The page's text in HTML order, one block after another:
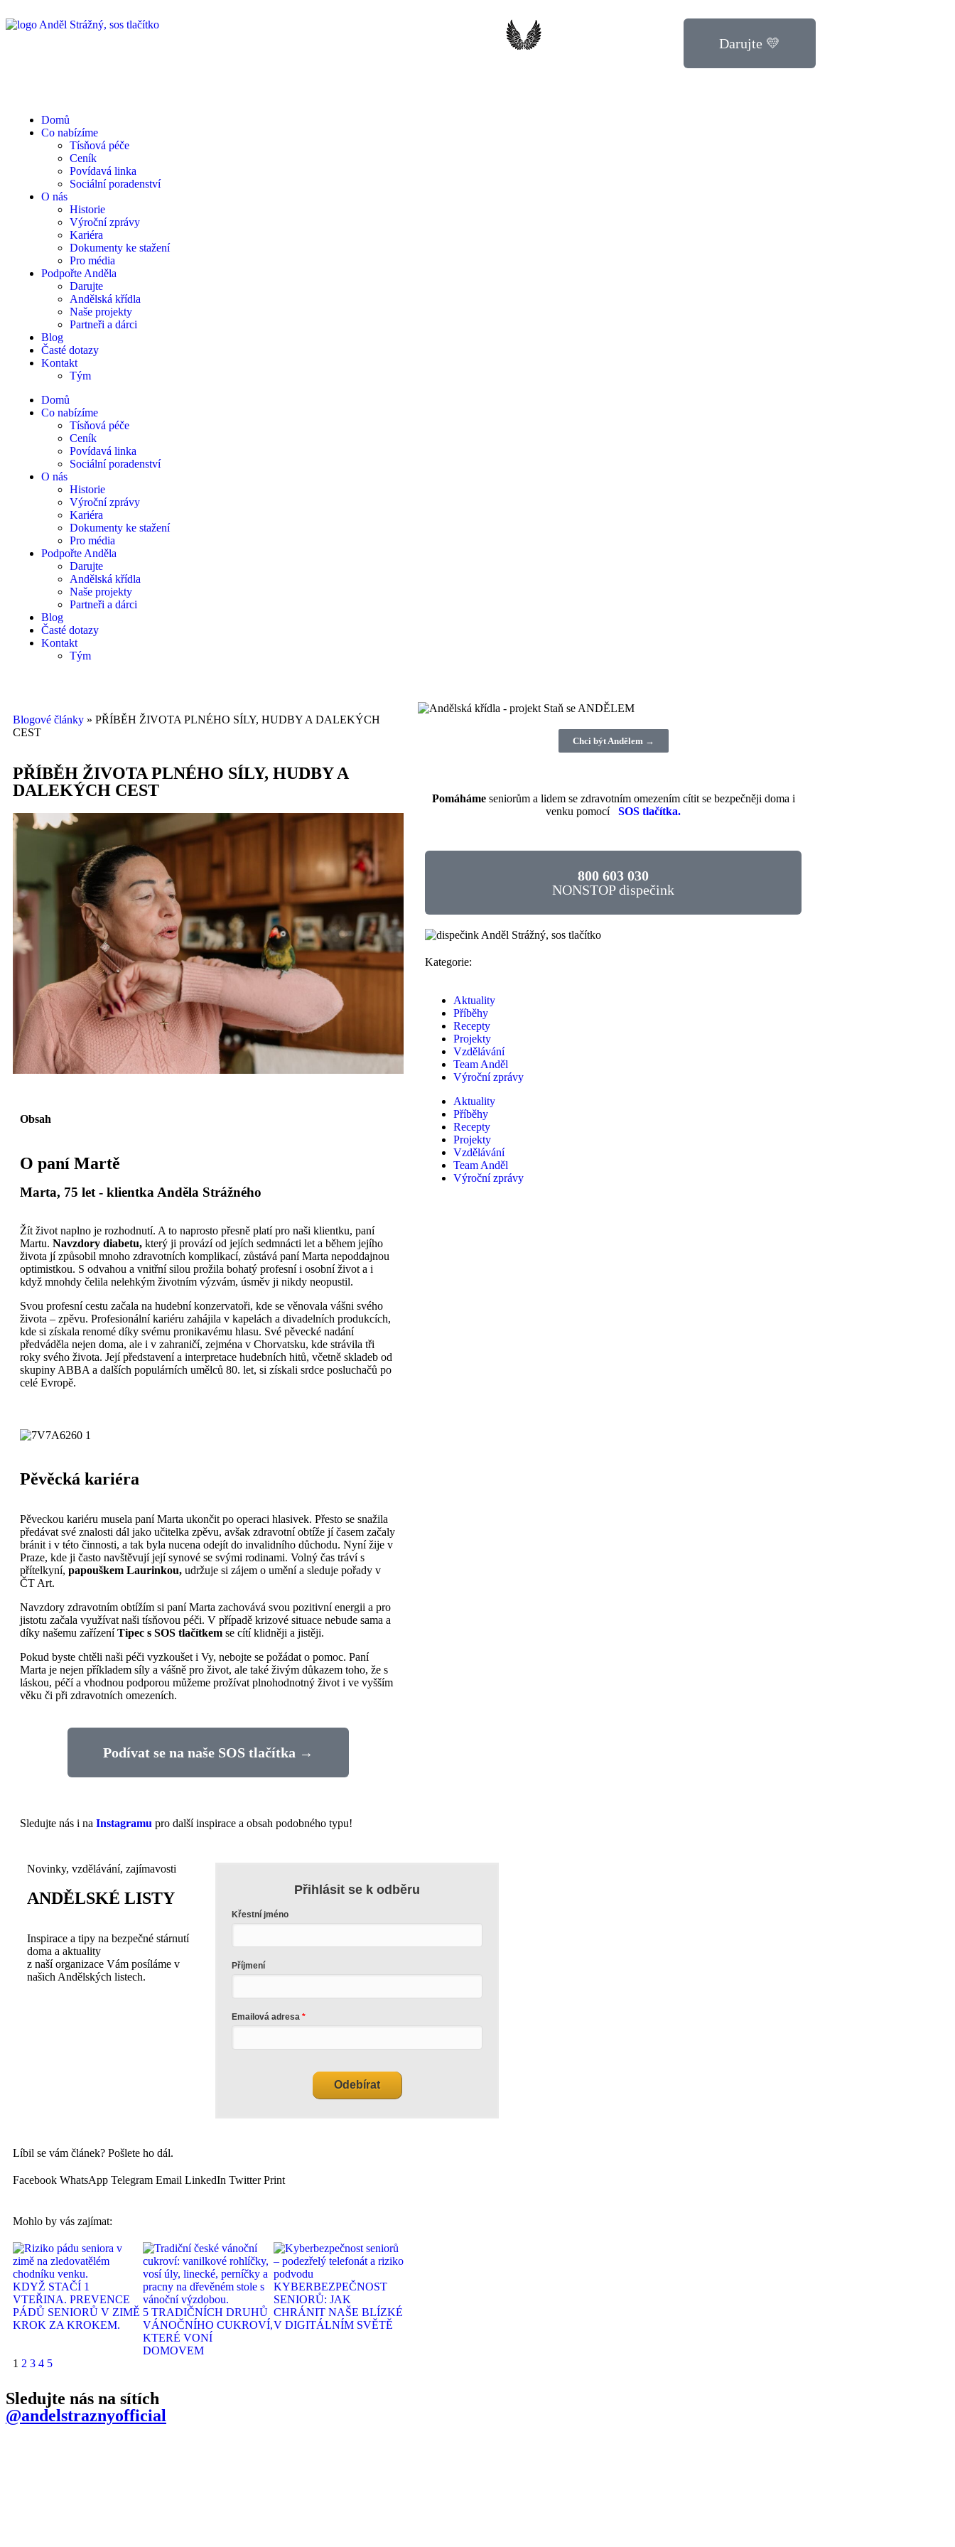
Darujte 💛
Domů
Co nabízíme
Tísňová péče
Ceník
Povídavá linka
Sociální poradenství
O nás
Historie
Výroční zprávy
Kariéra
Dokumenty ke stažení
Pro média
Podpořte Anděla
Darujte
Andělská křídla
Naše projekty
Partneři a dárci
Blog
Časté dotazy
Kontakt
Tým
Domů
Co nabízíme
Tísňová péče
Ceník
Povídavá linka
Sociální poradenství
O nás
Historie
Výroční zprávy
Kariéra
Dokumenty ke stažení
Pro média
Podpořte Anděla
Darujte
Andělská křídla
Naše projekty
Partneři a dárci
Blog
Časté dotazy
Kontakt
Tým
Blogové články » PŘÍBĚH ŽIVOTA PLNÉHO SÍLY, HUDBY A DALEKÝCH
CEST
PŘÍBĚH ŽIVOTA PLNÉHO SÍLY, HUDBY A
DALEKÝCH CEST
Obsah
O paní Martě
Marta, 75 let - klientka Anděla Strážného
Žít život naplno je rozhodnutí. A to naprosto přesně platí pro naši klientku, paní
Martu. Navzdory diabetu, který ji provází od jejích sedmnácti let a během jejího
života jí způsobil mnoho zdravotních komplikací, zůstává paní Marta nepoddajnou
optimistkou. S odvahou a vnitřní silou prožila bohatý profesní i osobní život a i
když mnohdy čelila nelehkým životním výzvám, úsměv ji nikdy neopustil.
Svou profesní cestu začala na hudební konzervatoři, kde se věnovala vášni svého
života – zpěvu. Profesionální kariéru zahájila v kapelách a divadelních produkcích,
kde si získala renomé díky svému pronikavému hlasu. Své pěvecké nadání
předváděla nejen doma, ale i v zahraničí, zejména v Chorvatsku, kde strávila tři
roky svého života. Její představení a interpretace hudebních hitů, včetně skladeb od
skupiny ABBA a dalších populárních umělců 80. let, si získali srdce posluchačů po
celé Evropě.
Pěvěcká kariéra
Pěveckou kariéru musela paní Marta ukončit po operaci hlasivek. Přesto se snažila
předávat své znalosti dál jako učitelka zpěvu, avšak zdravotní obtíže jí časem začaly
bránit i v této činnosti, a tak byla nucena odejít do invalidního důchodu. Nyní žije v
Praze, kde ji často navštěvují její synové se svými rodinami. Volný čas tráví s
přítelkyní, papouškem Laurinkou, udržuje si zájem o umění a sleduje pořady v
ČT Art.
Navzdory zdravotním obtížím si paní Marta zachovává svou pozitivní energii a pro
jistotu začala využívat naši tísňovou péči. V případě krizové situace nebude sama a
díky našemu zařízeníTipec s SOS tlačítkem se cítí klidněji a jistěji.
Pokud byste chtěli naši péči vyzkoušet i Vy, nebojte se požádat o pomoc. Paní
Marta je nejen příkladem síly a vášně pro život, ale také živým důkazem toho, že s
láskou, péčí a vhodnou podporou můžeme prožívat plnohodnotný život i ve vyšším
věku či při zdravotních omezeních.
Podívat se na naše SOS tlačítka →
Sledujte nás i na Instagramu pro další inspirace a obsah podobného typu!
Novinky, vzdělávání, zajímavosti
ANDĚLSKÉ LISTY
Inspirace a tipy na bezpečné stárnutí
doma a aktuality
z naší organizace Vám posíláme v
našich Andělských listech.
Přihlásit se k odběru
Křestní jméno
Příjmení
Emailová adresa
Odebírat
Líbil se vám článek? Pošlete ho dál.
Facebook WhatsApp Telegram Email LinkedIn Twitter Print
Mohlo by vás zajímat:
KDYŽ STAČÍ 1
VTEŘINA. PREVENCE
PÁDŮ SENIORŮ V ZIMĚ
KROK ZA KROKEM.
5 TRADIČNÍCH DRUHŮ
VÁNOČNÍHO CUKROVÍ,
KTERÉ VONÍ
DOMOVEM
KYBERBEZPEČNOST
SENIORŮ: JAK
CHRÁNIT NAŠE BLÍZKÉ
V DIGITÁLNÍM SVĚTĚ
1 2 3 4 5
Chci být Andělem →
Pomáhámeseniorům a lidem se zdravotním omezením cítit se bezpečněji doma i
venku pomocí
SOS tlačítka.
800 603 030
NONSTOP dispečink
Kategorie:
Aktuality
Příběhy
Recepty
Projekty
Vzdělávání
Team Anděl
Výroční zprávy
Aktuality
Příběhy
Recepty
Projekty
Vzdělávání
Team Anděl
Výroční zprávy
Sledujte nás na sítích
@andelstraznyofficial